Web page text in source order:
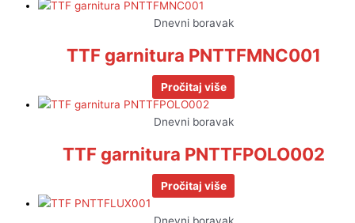
Dnevni boravak
TTF garnitura PNTTFMNC001
Pročitaj više
Dnevni boravak
TTF garnitura PNTTFPOLO002
Pročitaj više